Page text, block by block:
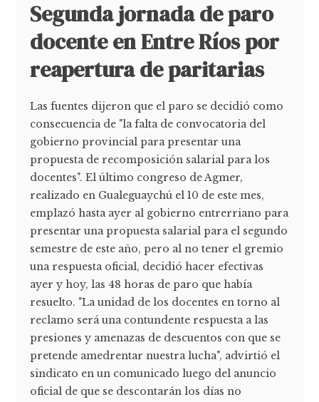
Segunda jornada de paro
docente en Entre Ríos por
reapertura de paritarias
Las fuentes dijeron que el paro se decidió como
consecuencia de "la falta de convocatoria del
gobierno provincial para presentar una
propuesta de recomposición salarial para los
docentes". El último congreso de Agmer,
realizado en Gualeguaychú el 10 de este mes,
emplazó hasta ayer al gobierno entrerriano para
presentar una propuesta salarial para el segundo
semestre de este año, pero al no tener el gremio
una respuesta oficial, decidió hacer efectivas
ayer y hoy, las 48 horas de paro que había
resuelto. "La unidad de los docentes en torno al
reclamo será una contundente respuesta a las
presiones y amenazas de descuentos con que se
pretende amedrentar nuestra lucha", advirtió el
sindicato en un comunicado luego del anuncio
oficial de que se descontarán los días no